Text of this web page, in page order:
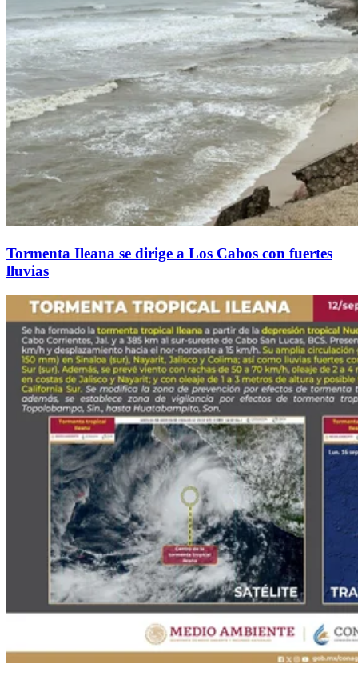
Tormenta Ileana se dirige a Los Cabos con fuertes
lluvias